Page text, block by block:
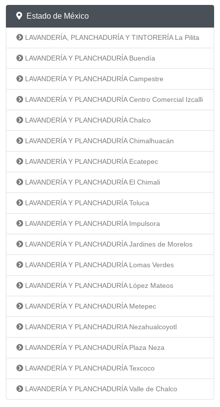
Estado de México
LAVANDERÍA, PLANCHADURÍA Y TINTORERÍA La Pilita
LAVANDERÍA Y PLANCHADURÍA Buendía
LAVANDERÍA Y PLANCHADURÍA Campestre
LAVANDERÍA Y PLANCHADURÍA Centro Comercial Izcalli
LAVANDERÍA Y PLANCHADURÍA Chalco
LAVANDERÍA Y PLANCHADURÍA Chimalhuacán
LAVANDERÍA Y PLANCHADURÍA Ecatepec
LAVANDERÍA Y PLANCHADURÍA El Chimali
LAVANDERÍA Y PLANCHADURÍA Toluca
LAVANDERÍA Y PLANCHADURÍA Impulsora
LAVANDERÍA Y PLANCHADURÍA Jardines de Morelos
LAVANDERÍA Y PLANCHADURÍA Lomas Verdes
LAVANDERÍA Y PLANCHADURÍA López Mateos
LAVANDERÍA Y PLANCHADURÍA Metepec
LAVANDERIA Y PLANCHADURIA Nezahualcoyotl
LAVANDERÍA Y PLANCHADURÍA Plaza Neza
LAVANDERÍA Y PLANCHADURÍA Texcoco
LAVANDERÍA Y PLANCHADURÍA Valle de Chalco